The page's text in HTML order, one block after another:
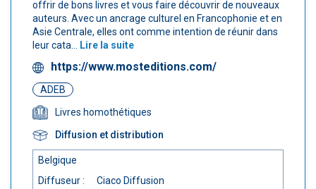
offrir de bons livres et vous faire découvrir de nouveaux
auteurs. Avec un ancrage culturel en Francophonie et en
Asie Centrale, elles ont comme intention de réunir dans
leur cata...
Lire la suite
https://www.mosteditions.com/
ADEB
Livres homothétiques
Diffusion et distribution
Belgique
Diffuseur :
Ciaco Diffusion